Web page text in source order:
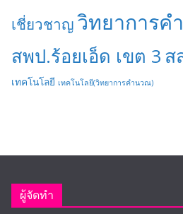
เชี่ยวชาญวิทยาการ
สพป.ร้อยเอ็ด เขต 3 ส
เทคโนโลยี เทคโนโลยี(วิทยาการคำนวณ)
ผู้จัดทำ